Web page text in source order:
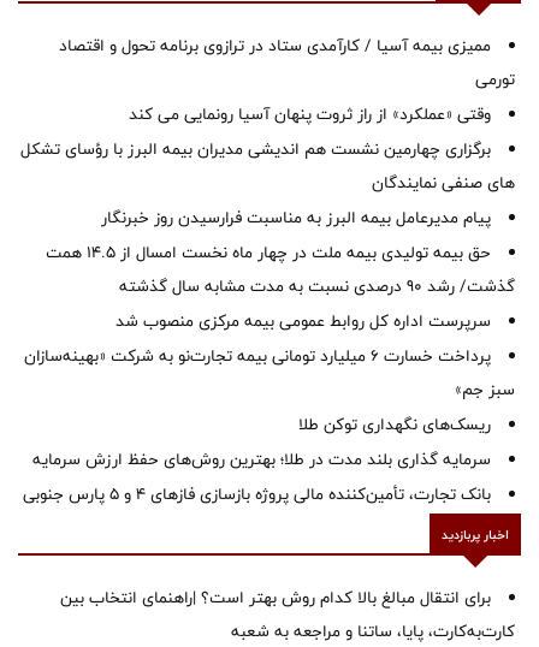
ممیزی بیمه آسیا / کارآمدی ستاد در ترازوی برنامه تحول و اقتصاد
تورمی
وقتی «عملکرد» از راز ثروت پنهان آسیا رونمایی می کند
برگزاری چهارمین نشست هم اندیشی مدیران بیمه البرز با رؤسای تشکل
های صنفی نمایندگان
پیام مدیرعامل بیمه البرز به مناسبت فرارسیدن روز خبرنگار
حق بیمه تولیدی بیمه ملت در چهار ماه نخست امسال از 14.5 همت
گذشت/ رشد 90 درصدی نسبت به مدت مشابه سال گذشته
سرپرست اداره كل روابط عمومی بیمه مركزی منصوب شد
پرداخت خسارت ۶ میلیارد تومانی بیمه تجارت‌نو به شرکت «بهینه‌سازان
سبز جم»
ریسک‌های نگهداری توکن طلا
سرمایه گذاری بلند مدت در طلا؛ بهترین روش‌های حفظ ارزش سرمایه
بانک تجارت، تأمین‌کننده مالی پروژه بازسازی فازهای ۴ و ۵ پارس جنوبی
اخبار پربازدید
برای انتقال مبالغ بالا کدام روش بهتر است؟ |راهنمای انتخاب بین
کارت‌به‌کارت، پایا، ساتنا و مراجعه به شعبه